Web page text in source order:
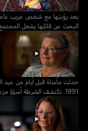
بعد رؤيتها مع شخص غريب
البحث عن قاتلها يشغل المجتمع
1991. تكتشف الشرطة أسرارا مزعجة.